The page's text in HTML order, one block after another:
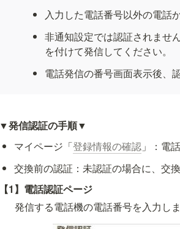
入力した電話番号以外の電話
非通知設定では認証されませ
を付けて発信してください。
電話発信の番号画面表示後、
▼発信認証の手順▼
マイページ「登録情報の確認 」：電
交換前の認証：未認証の場合に、交
【1】電話認証ページ
発信する電話機の電話番号を入力しま